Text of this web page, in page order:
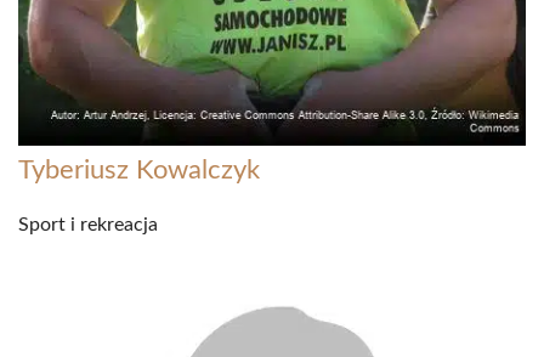
Tyberiusz Kowalczyk
Sport i rekreacja